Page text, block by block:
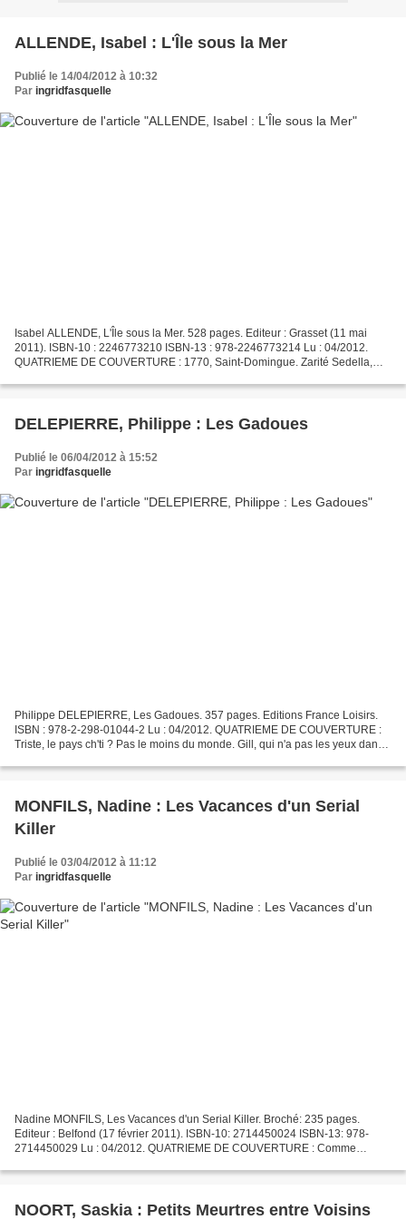
ALLENDE, Isabel : L'Île sous la Mer
Publié le 14/04/2012 à 10:32
Par ingridfasquelle
Isabel ALLENDE, L'Île sous la Mer. 528 pages. Editeur : Grasset (11 mai
2011). ISBN-10 : 2246773210 ISBN-13 : 978-2246773214 Lu : 04/2012.
QUATRIEME DE COUVERTURE : 1770, Saint-Domingue. Zarité Sedella,
DELEPIERRE, Philippe : Les Gadoues
Publié le 06/04/2012 à 15:52
Par ingridfasquelle
Philippe DELEPIERRE, Les Gadoues. 357 pages. Editions France Loisirs.
ISBN : 978-2-298-01044-2 Lu : 04/2012. QUATRIEME DE COUVERTURE :
Triste, le pays ch'ti ? Pas le moins du monde. Gill, qui n'a pas les yeux dans
MONFILS, Nadine : Les Vacances d'un Serial
Killer
Publié le 03/04/2012 à 11:12
Par ingridfasquelle
Nadine MONFILS, Les Vacances d'un Serial Killer. Broché: 235 pages.
Editeur : Belfond (17 février 2011). ISBN-10: 2714450024 ISBN-13: 978-
2714450029 Lu : 04/2012. QUATRIEME DE COUVERTURE : Comme
NOORT, Saskia : Petits Meurtres entre Voisins